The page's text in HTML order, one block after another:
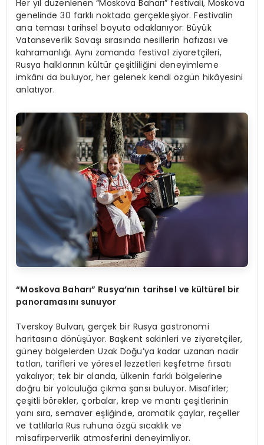
Her yıl düzenlenen “Moskova Baharı” festivali, Moskova
genelinde 30 farklı noktada gerçekleşiyor. Festivalin
ana teması tarihsel boyuta odaklanıyor: Büyük
Vatanseverlik Savaşı sırasında nesillerin hafızası ve
kahramanlığı. Aynı zamanda festival ziyaretçileri,
Rusya halklarının kültür çeşitliliğini deneyimleme
imkânı da buluyor, her gelenek kendi özgün hikâyesini
anlatıyor.
“Moskova Baharı” Rusya’nın tarihsel ve kültürel bir
panoramasını sunuyor
Tverskoy Bulvarı, gerçek bir Rusya gastronomi
haritasına dönüşüyor. Başkent sakinleri ve ziyaretçiler,
güney bölgelerden Uzak Doğu’ya kadar uzanan nadir
tatları, tarifleri ve yöresel lezzetleri keşfetme fırsatı
yakalıyor; tek bir alanda, ülkenin farklı bölgelerine
doğru bir yolculuğa çıkma şansı buluyor. Misafirler;
çeşitli börekler, çorbalar, krep ve mantı çeşitlerinin
yanı sıra, semaver eşliğinde, aromatik çaylar, reçeller
ve tatlılarla Rus ruhuna özgü sıcaklık ve
misafirperverlik atmosferini deneyimliyor.